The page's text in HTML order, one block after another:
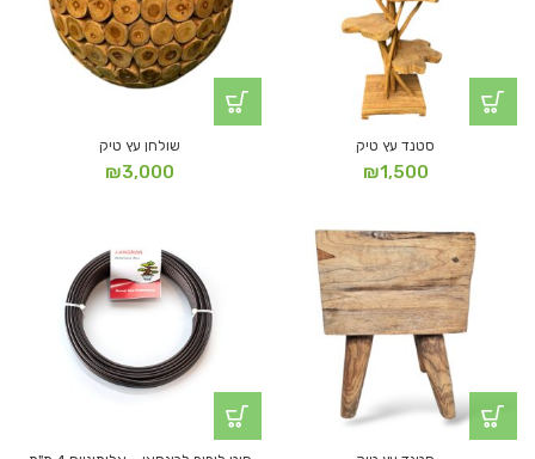
סטנד עץ טיק
₪1,500
שולחן עץ טיק
₪3,000